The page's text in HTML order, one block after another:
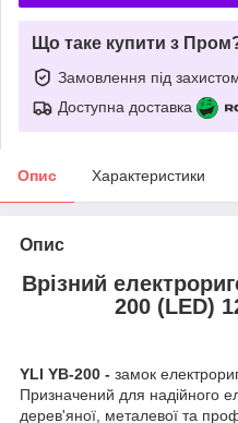
Що таке купити з
Замовлення під
Доступна доставка
Опис Характеристики
Опис
Врізний
200 (LED)
YLI YB-200 - замок
Призначений для надійного
дерев'яної, металевої та